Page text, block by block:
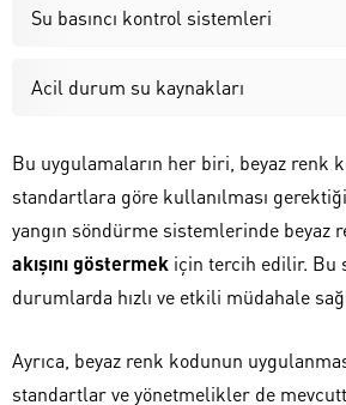
Su basıncı kontrol sistemleri
Acil durum su kaynakları
Bu uygulamaların her biri, beyaz renk
standartlara göre kullanılması
yangın söndürme sistemlerinde beyaz
akışını göstermek için tercih edilir. Bu
durumlarda hızlı ve etkili müdahale
Ayrıca, beyaz renk kodunun
standartlar ve yönetmelikler de